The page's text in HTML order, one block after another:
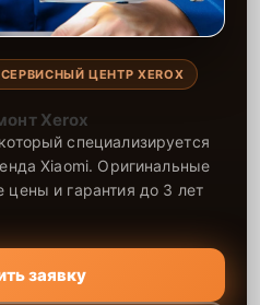
ЦЕНТР XEROX
Xerox
специализируется
Xiaomi. Оригинальные
и гарантия до 3 лет
заявку